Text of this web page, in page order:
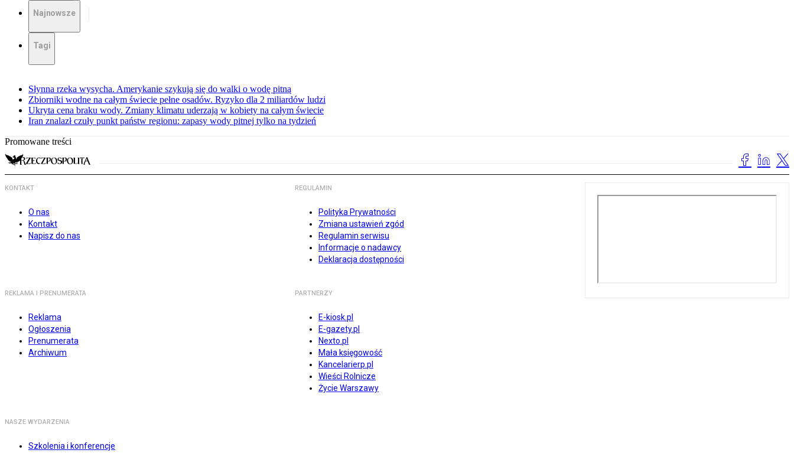
Najnowsze
Tagi
Słynna rzeka wysycha. Amerykanie szykują się do walki o wodę pitną
Zbiorniki wodne na całym świecie pełne osadów. Ryzyko dla 2 miliardów ludzi
Ukryta cena braku wody. Zmiany klimatu uderzają w kobiety na całym świecie
Iran znalazł czuły punkt państw regionu: zapasy wody pitnej tylko na tydzień
Promowane treści
KONTAKT
O nas
Kontakt
Napisz do nas
REGULAMIN
Polityka Prywatności
Zmiana ustawień zgód
Regulamin serwisu
Informacje o nadawcy
Deklaracja dostępności
REKLAMA I PRENUMERATA
Reklama
Ogłoszenia
Prenumerata
Archiwum
PARTNERZY
E-kiosk.pl
E-gazety.pl
Nexto.pl
Mała księgowość
Kancelarierp.pl
Wieści Rolnicze
Życie Warszawy
NASZE WYDARZENIA
Szkolenia i konferencje